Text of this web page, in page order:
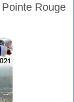
Rouge